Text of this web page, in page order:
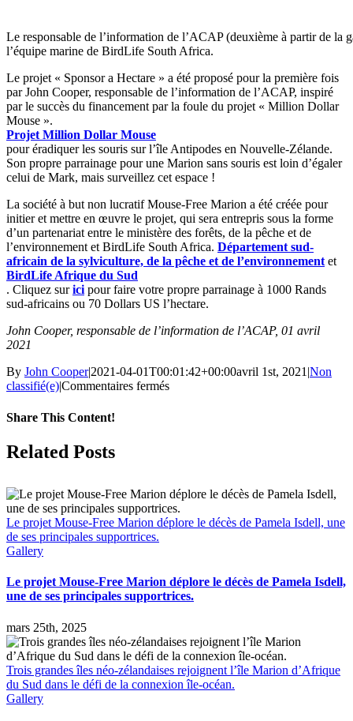
Le responsable de l’information de l’ACAP (deuxième à partir de la
l’équipe marine de BirdLife South Africa.
Le projet « Sponsor a Hectare » a été proposé pour la première fois
par John Cooper, responsable de l’information de l’ACAP, inspiré
par le succès du financement par la foule du projet « Million Dollar
Mouse ».
Projet Million Dollar Mouse
pour éradiquer les souris sur l’île Antipodes en Nouvelle-Zélande.
Son propre parrainage pour une Marion sans souris est loin d’égaler
celui de Mark, mais surveillez cet espace !
La société à but non lucratif Mouse-Free Marion a été créée pour
initier et mettre en œuvre le projet, qui sera entrepris sous la forme
d’un partenariat entre le ministère des forêts, de la pêche et de
l’environnement et BirdLife South Africa. Département sud-
africain de la sylviculture, de la pêche et de l’environnement et
BirdLife Afrique du Sud
. Cliquez surici pour faire votre propre parrainage à 1000 Rands
sud-africains ou 70 Dollars US l’hectare.
John Cooper, responsable de l’information de l’ACAP, 01 avril
2021
By John Cooper|2021-04-01T00:01:42+00:00avril 1st, 2021|Non
classifié(e)|Commentaires ferméssur
et
les
pétrels
pour
éradiquer
tueuses
d’albatros
de
l’île
Share This Content!
Facebook
X
LinkedIn
WhatsApp
Tumblr
Pinterest
Email
Related Posts
Le projet Mouse-Free Marion déplore le décès de Pamela Isdell, une
de ses principales supportrices.
Gallery
Le projet Mouse-Free Marion déplore le décès de Pamela Isdell,
une de ses principales supportrices.
mars 25th, 2025
Trois grandes îles néo-zélandaises rejoignent l’île Marion d’Afrique
du Sud dans le défi de la connexion île-océan.
Gallery